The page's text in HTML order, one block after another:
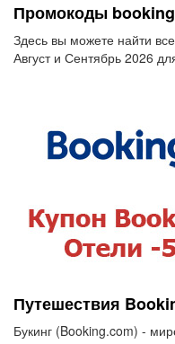
Промокоды
Здесь вы можете найти
Август и Сентябрь 2026
Путешествия
Букинг (Booking.com) -